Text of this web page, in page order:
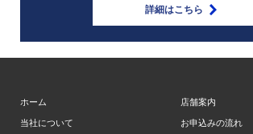
詳細はこちら
ホーム
当社について
店舗案内
お申込みの流れ